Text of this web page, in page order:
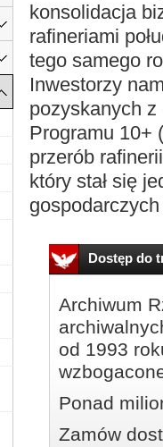
konsolidacja
rafineriami
tego samego
Inwestorzy
pozyskanych
Programu 10+
przerób
który stał się
Dostęp do
Archiwum
od 1993
Ponad
Zamów